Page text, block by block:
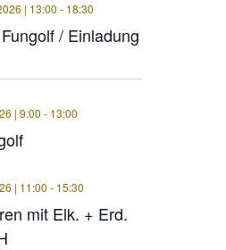
/ Einladung
| 13:00 - 18:30
| 9:00 - 13:00
mit Elk. + Erd.
| 11:00 - 15:30